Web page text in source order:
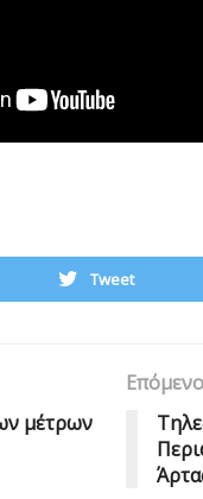
Tweet
μέτρων